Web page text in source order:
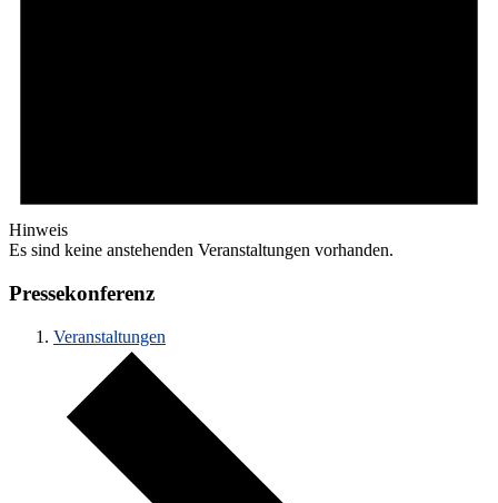
Hinweis
Es sind keine anstehenden Veranstaltungen vorhanden.
Pressekonferenz
Veranstaltungen